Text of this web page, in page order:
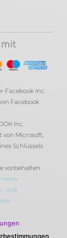
Facebook Inc.
Facebook
Inc.
von Microsoft,
Schlüssels
vorbehalten.
und